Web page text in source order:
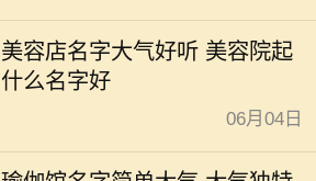
美容店名字大气好听 美容院起
什么名字好
06月04日